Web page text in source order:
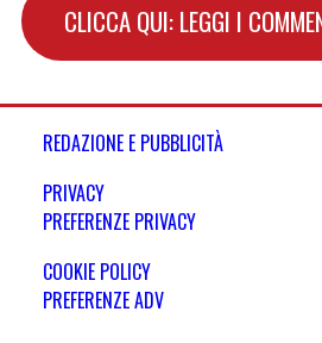
CLICCA QUI: LEGGI I
REDAZIONE E PUBBLICITÀ
PRIVACY
PREFERENZE PRIVACY
COOKIE POLICY
PREFERENZE ADV